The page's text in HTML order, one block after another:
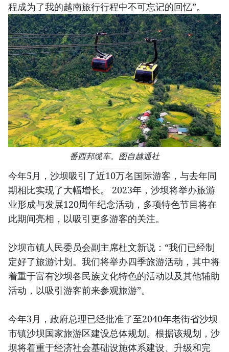
程成为了我的越南旅行行程中不可忘记的回忆”。
番西邦缆车。图自越通社
今年5月，沙坝吸引了近10万名国际游客，与去年同
期相比实现了大幅增长。 2023年，沙坝将举办旅游
业形成与发展120周年纪念活动，多项特色节目将在
此期间亮相，以吸引更多游客的关注。
沙坝市镇人民委员会副主席杜文新说：“我们已经制
定好了旅游计划。我们将举办四季旅游活动，其中将
着重于富有沙坝各民族文化特色的活动以及其他辅助
活动，以吸引游客前来参观旅游”。
今年3月，政府总理已经批准了至2040年老街省沙坝
市镇沙坝国家旅游区建设总体规划。根据该规划，沙
坝将着重于经济社会基础设施体系建设、升级和完